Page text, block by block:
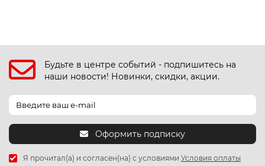
Будьте в центре событий - подпишитесь на
наши новости! Новинки, скидки, акции.
Оформить подписку
Я прочитал(а) и согласен(на) с условиями Условия оплаты